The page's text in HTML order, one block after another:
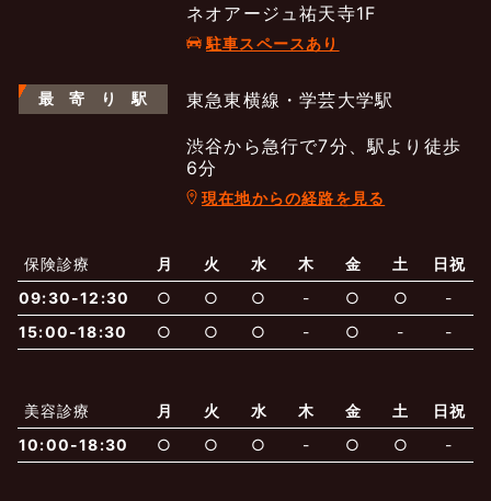
当院からのお知らせ
最新医療トピックス
はじめての方へ
医師の紹介
保険での診療
内科 皮膚科
よくあるご質問
一般診療 美容診療
電話でのお問いあわせ
ネオアージュ祐天寺1F
駐車スペースあり
最 寄 り 駅 東急東横線・学芸大学駅
渋谷から急行で7分、駅より徒歩
6分
現在地からの経路を見る
保険診療 月 火 水 木 金 土
日祝
09:30-12:30
○ ○ ○ - ○ ○
-
15:00-18:30
○ ○ ○ - ○ - -
美容診療 月 火 水 木 金 土
日祝
10:00-18:30
○ ○ ○ - ○ ○ -